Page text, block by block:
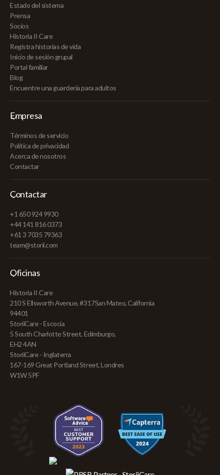
Estado del sistema
Prensa
Socios
Historia II Care
Registra historias de vida
Inicio de sesión grupal
Portal familiar
Blog
Encuentre una guardería para adultos
Empresa
Términos de servicio
Política de privacidad
Acerca de nosotros
Contactar
Contactar
+1 650 924 9930
+44 141 816 0373
+61 3 7035 79363
team@storii.com
Oficinas
Historia II Care
210 S Ellsworth Avenue, #317San Mateo, California
94401
StoriiCare - Escocia
5 South Charlotte Street, Edimburgo,
EH2 4AN
StoriiCare - Inglaterra
167-169 Great Portland Street, Londres
W1W 5PF